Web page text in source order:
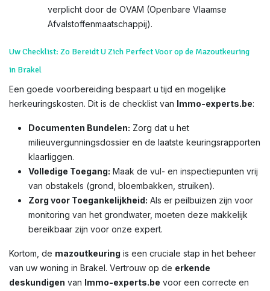
verplicht door de OVAM (Openbare Vlaamse
Afvalstoffenmaatschappij).
Uw Checklist: Zo Bereidt U Zich Perfect Voor op de Mazoutkeuring
in Brakel
Een goede voorbereiding bespaart u tijd en mogelijke
herkeuringskosten. Dit is de checklist van Immo-experts.be:
Documenten Bundelen: Zorg dat u het
milieuvergunningsdossier en de laatste keuringsrapporten
klaarliggen.
Volledige Toegang: Maak de vul- en inspectiepunten vrij
van obstakels (grond, bloembakken, struiken).
Zorg voor Toegankelijkheid: Als er peilbuizen zijn voor
monitoring van het grondwater, moeten deze makkelijk
bereikbaar zijn voor onze expert.
Kortom, de mazoutkeuring is een cruciale stap in het beheer
van uw woning in Brakel. Vertrouw op de erkende
deskundigen van Immo-experts.be voor een correcte en